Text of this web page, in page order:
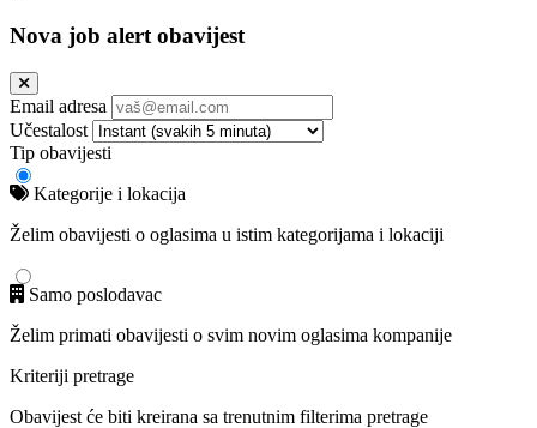
Nova job alert obavijest
Email adresa
Učestalost
Tip obavijesti
Kategorije i lokacija
Želim obavijesti o oglasima u istim kategorijama i lokaciji
Samo poslodavac
Želim primati obavijesti o svim novim oglasima kompanije
Kriteriji pretrage
Obavijest će biti kreirana sa trenutnim filterima pretrage